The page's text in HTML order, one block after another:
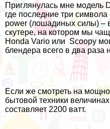
Приглянулась мне модель
где последние три
power (лошадиных силы) –
скутере, на котором мы
Honda Vario или Scoopy
блендера всего в два раза
Если же смотреть на
бытовой техники
составляет 2200 ватт.